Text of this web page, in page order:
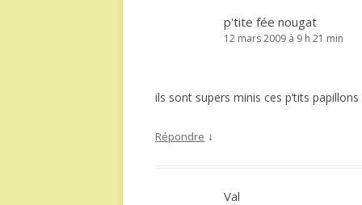
p'tite fée nougat
12 mars 2009 à 9 h 21 min
ils sont supers minis ces p’tits papillons
Répondre ↓
Val